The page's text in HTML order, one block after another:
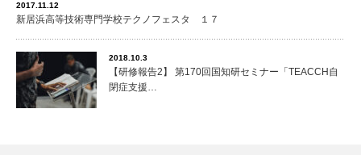
2017.11.12
新居浜高等技術専門学校テクノフェスタ １７
2018.10.3
【研修報告2】 第170回国知研セミナー「TEACCH自
閉症支援…